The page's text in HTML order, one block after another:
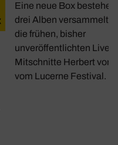
Eine neue Box
drei Alben versammelt
die frühen, bisher
unveröffentlichten Live-
Mitschnitte Herbert von
vom Lucerne Festival.